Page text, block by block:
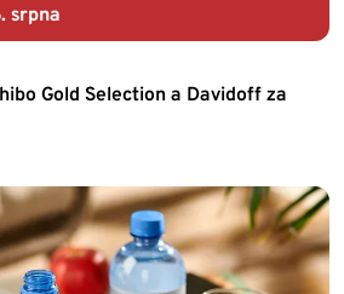
srpna
Gold Selection a Davidoff za